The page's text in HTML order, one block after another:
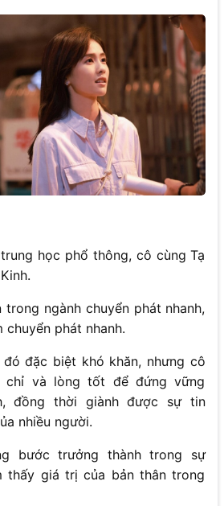
học phổ thông, cô cùng Tạ
trong ngành chuyển phát nhanh,
chuyển phát nhanh.
đó đặc biệt khó khăn, nhưng cô
chỉ và lòng tốt để đứng vững
đồng thời giành được sự tin
nhiều người.
bước trưởng thành trong sự
thấy giá trị của bản thân trong